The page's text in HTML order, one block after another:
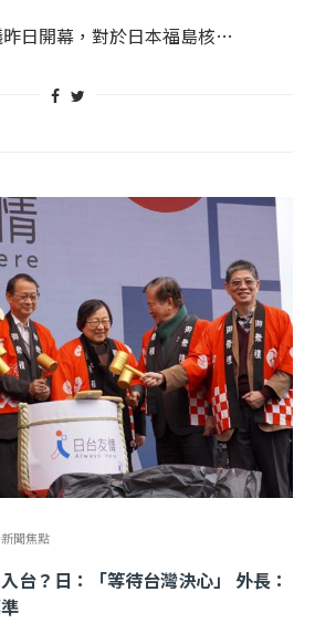
日開幕，對於日本福島核…
新聞焦點
台？日：「等待台灣決心」 外長：